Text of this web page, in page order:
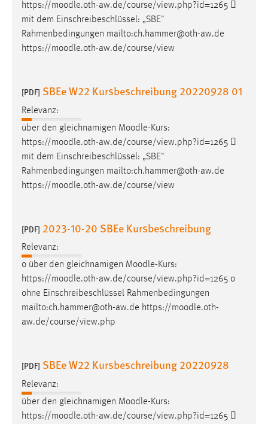
https://moodle.oth-aw.de/course/view.php?id=1265 
mit dem Einschreibeschlüssel: „SBE"
Rahmenbedingungen mailto:ch.hammer@oth-aw.de
https://moodle.oth-aw.de/course/view
[PDF] SBEe W22 Kursbeschreibung 20220928 01
Relevanz:
über den gleichnamigen Moodle-Kurs:
https://moodle.oth-aw.de/course/view.php?id=1265 
mit dem Einschreibeschlüssel: „SBE"
Rahmenbedingungen mailto:ch.hammer@oth-aw.de
https://moodle.oth-aw.de/course/view
[PDF] 2023-10-20 SBEe Kursbeschreibung
Relevanz:
o über den gleichnamigen Moodle-Kurs:
https://moodle.oth-aw.de/course/view.php?id=1265 o
ohne Einschreibeschlüssel Rahmenbedingungen
mailto:ch.hammer@oth-aw.de https://moodle.oth-
aw.de/course/view.php
[PDF] SBEe W22 Kursbeschreibung 20220928
Relevanz:
über den gleichnamigen Moodle-Kurs:
https://moodle.oth-aw.de/course/view.php?id=1265 